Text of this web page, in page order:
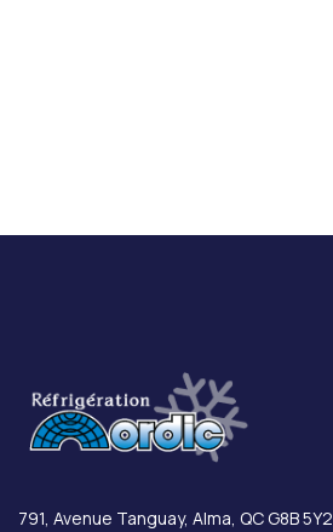
791, Avenue Tanguay, Alma, QC G8B 5Y2